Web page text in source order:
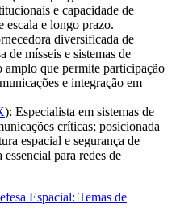
e capacidade de
escala e longo prazo.
diversificada de
de mísseis e sistemas de
amplo que permite participação
e integração em
): Especialista em sistemas de
críticas; posicionada
espacial e segurança de
para redes de
Espacial: Temas de